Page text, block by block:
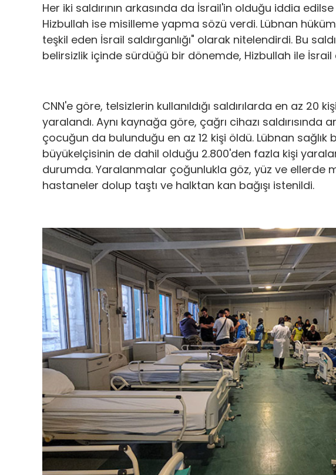
Her iki saldırının arkasında da İsrail'in olduğu iddia
Hizbullah ise misilleme yapma sözü verdi. Lübnan
teşkil eden İsrail saldırganlığı" olarak nitelendirdi. Bu
belirsizlik içinde sürdüğü bir dönemde, Hizbullah ile İsrail
CNN'e göre, telsizlerin kullanıldığı saldırılarda en az 20
yaralandı. Aynı kaynağa göre, çağrı cihazı saldırısında
çocuğun da bulunduğu en az 12 kişi öldü. Lübnan sağlık
büyükelçisinin de dahil olduğu 2.800'den fazla kişi
durumda. Yaralanmalar çoğunlukla göz, yüz ve ellerde
hastaneler dolup taştı ve halktan kan bağışı istenildi.